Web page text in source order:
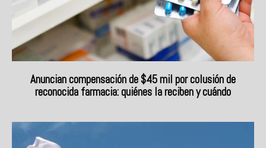
Anuncian compensación de $45 mil por colusión de
reconocida farmacia: quiénes la reciben y cuándo